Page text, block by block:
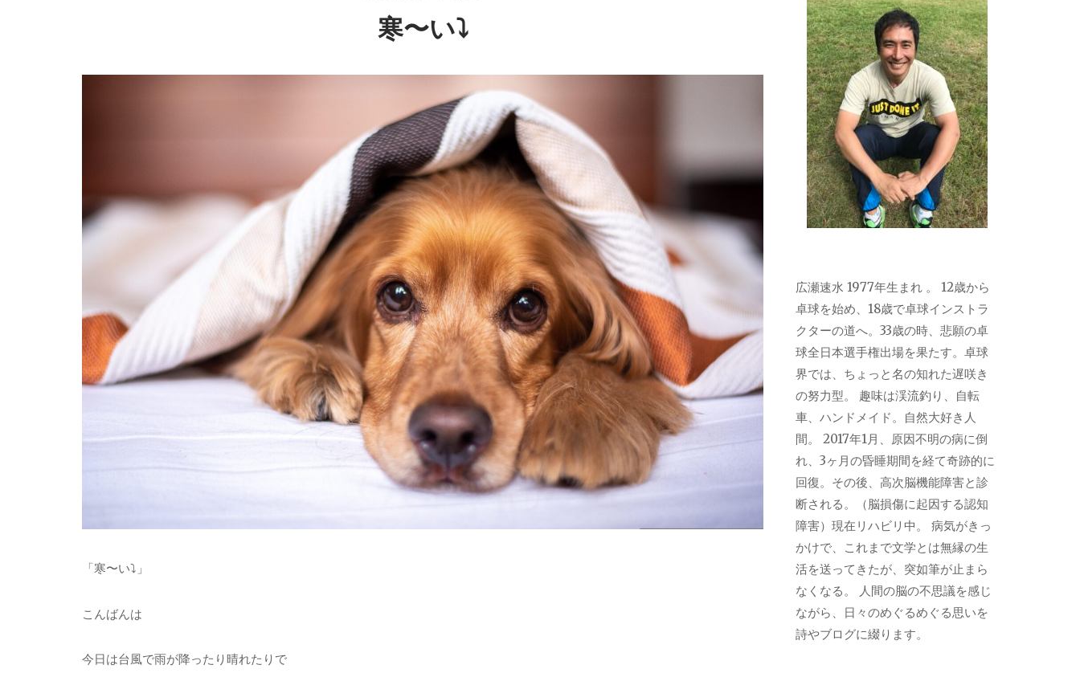
寒〜い⤵︎
「寒〜い⤵︎」
こんばんは
今日は台風で雨が降ったり晴れたりで
広瀬速水 1977年生まれ 。 12歳から
卓球を始め、18歳で卓球インストラ
クターの道へ。33歳の時、悲願の卓
球全日本選手権出場を果たす。卓球
界では、ちょっと名の知れた遅咲き
の努力型。 趣味は渓流釣り、自転
車、ハンドメイド。自然大好き人
間。 2017年1月、原因不明の病に倒
れ、3ヶ月の昏睡期間を経て奇跡的に
回復。その後、高次脳機能障害と診
断される。（脳損傷に起因する認知
障害）現在リハビリ中。 病気がきっ
かけで、これまで文学とは無縁の生
活を送ってきたが、突如筆が止まら
なくなる。 人間の脳の不思議を感じ
ながら、日々のめぐるめぐる思いを
詩やブログに綴ります。